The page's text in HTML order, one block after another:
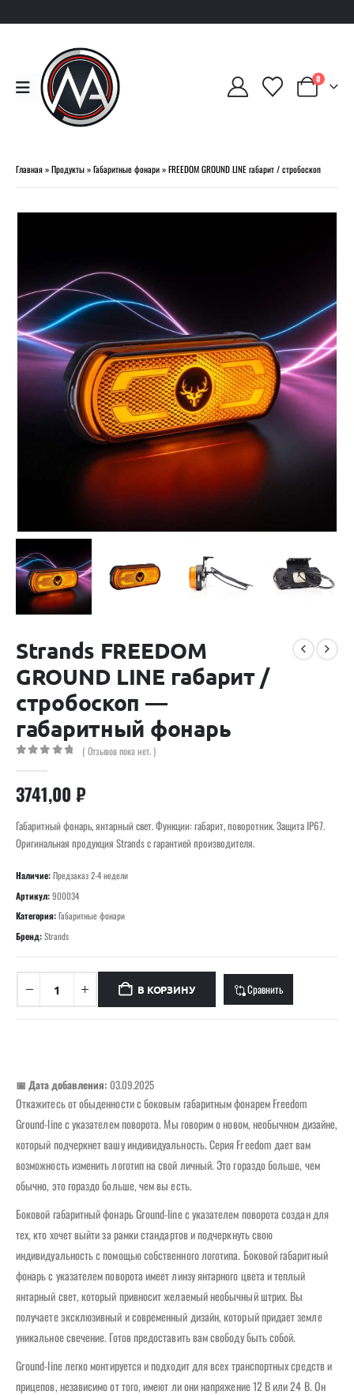
0
Главная»Продукты»Габаритные фонари»FREEDOM GROUND LINE габарит / стробоскоп
Strands FREEDOM
GROUND LINE габарит /
стробоскоп —
габаритный фонарь
( Отзывов пока нет. )
3741,00 ₽
Габаритный фонарь, янтарный свет. Функции: габарит, поворотник. Защита IP67.
Оригинальная продукция Strands с гарантией производителя.
Наличие:Предзаказ 2-4 недели
Артикул:900034
Категория:Габаритные фонари
Бренд:Strands
В КОРЗИНУ Сравнить
📅 Дата добавления: 03.09.2025
Откажитесь от обыденности с боковым габаритным фонарем Freedom
Ground-line с указателем поворота. Мы говорим о новом, необычном дизайне,
который подчеркнет вашу индивидуальность. Серия Freedom дает вам
возможность изменить логотип на свой личный. Это гораздо больше, чем
обычно, это гораздо больше, чем вы есть.
Боковой габаритный фонарь Ground-line с указателем поворота создан для
тех, кто хочет выйти за рамки стандартов и подчеркнуть свою
индивидуальность с помощью собственного логотипа. Боковой габаритный
фонарь с указателем поворота имеет линзу янтарного цвета и теплый
янтарный свет, который привносит желаемый необычный штрих. Вы
получаете эксклюзивный и современный дизайн, который придает земле
уникальное свечение. Готов предоставить вам свободу быть собой.
Ground-line легко монтируется и подходит для всех транспортных средств и
прицепов, независимо от того, имеют ли они напряжение 12 В или 24 В. Он